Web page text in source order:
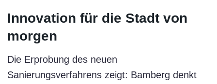
Innovation für die Stadt von
morgen
Die Erprobung des neuen
Sanierungsverfahrens zeigt: Bamberg denkt